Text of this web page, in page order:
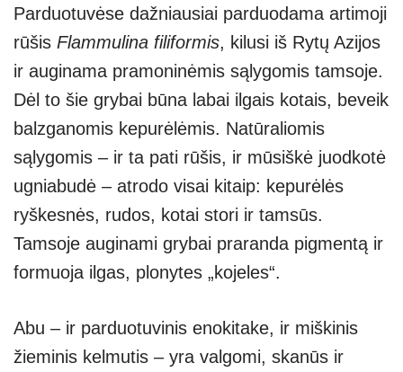
Parduotuvėse dažniausiai parduodama artimoji
rūšis Flammulina filiformis, kilusi iš Rytų Azijos
ir auginama pramoninėmis sąlygomis tamsoje.
Dėl to šie grybai būna labai ilgais kotais, beveik
balzganomis kepurėlėmis. Natūraliomis
sąlygomis – ir ta pati rūšis, ir mūsiškė juodkotė
ugniabudė – atrodo visai kitaip: kepurėlės
ryškesnės, rudos, kotai stori ir tamsūs.
Tamsoje auginami grybai praranda pigmentą ir
formuoja ilgas, plonytes „kojeles“.
Abu – ir parduotuvinis enokitake, ir miškinis
žieminis kelmutis – yra valgomi, skanūs ir